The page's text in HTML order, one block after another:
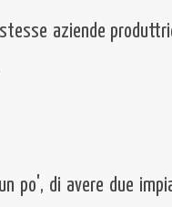
aziende
po', di avere due